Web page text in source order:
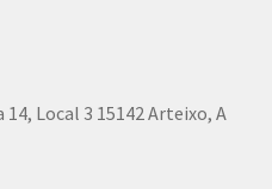
Local 3 15142 Arteixo, A